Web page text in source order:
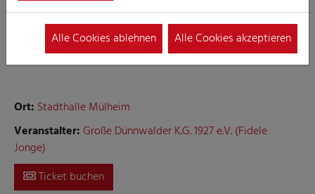
18.01.2023 17:30 Veranstaltungen, Damensitzung
Mädchensitzung der Große Dünnwalder KG 1927 e.V. Fidele
Jonge
Ort: Stadthalle Mülheim
Veranstalter: Große Dünnwalder K.G. 1927 e.V. (Fidele
Jonge)
Ticket buchen
Alle Cookies ablehnen Alle Cookies akzeptieren